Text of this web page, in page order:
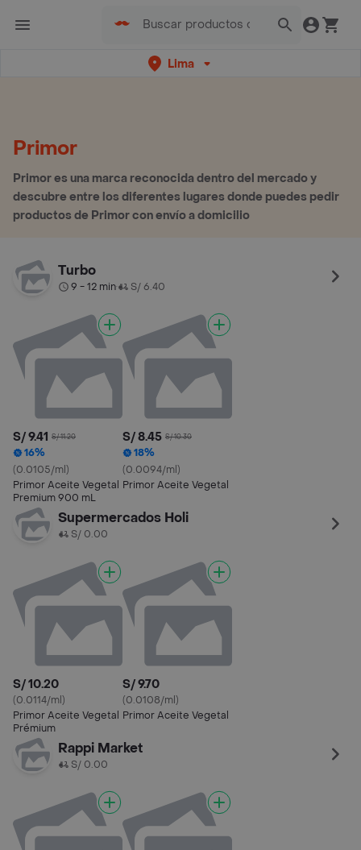
Lima
Primor
Primor es una marca reconocida dentro del mercado y
descubre entre los diferentes lugares donde puedes pedir
productos de Primor con envío a domicilio
Turbo
9 - 12 min• S/ 6.40
S/ 9.41 S/ 11.20
16%
(0.0105/ml)
Primor Aceite Vegetal
Premium 900 mL
S/ 8.45 S/ 10.30
18%
(0.0094/ml)
Primor Aceite Vegetal
Supermercados Holi
S/ 0.00
S/ 10.20
(0.0114/ml)
Primor Aceite Vegetal
Prémium
S/ 9.70
(0.0108/ml)
Primor Aceite Vegetal
Rappi Market
S/ 0.00